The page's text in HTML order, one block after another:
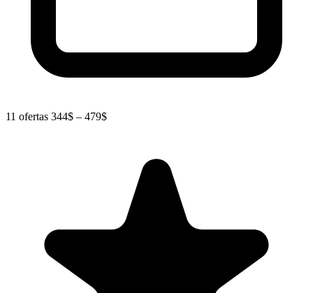
11 ofertas 344$ – 479$